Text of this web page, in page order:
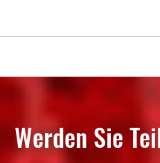
Werden Sie